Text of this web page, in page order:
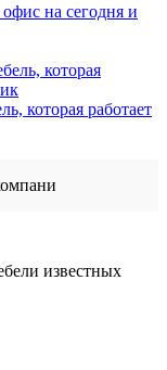
на сегодня и
которая работает
известных